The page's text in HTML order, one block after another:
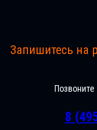
Запишитесь на
8